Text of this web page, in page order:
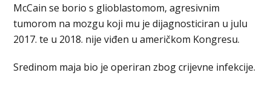
McCain se borio s glioblastomom, agresivnim
tumorom na mozgu koji mu je dijagnosticiran u julu
2017. te u 2018. nije viđen u američkom Kongresu.
Sredinom maja bio je operiran zbog crijevne infekcije.